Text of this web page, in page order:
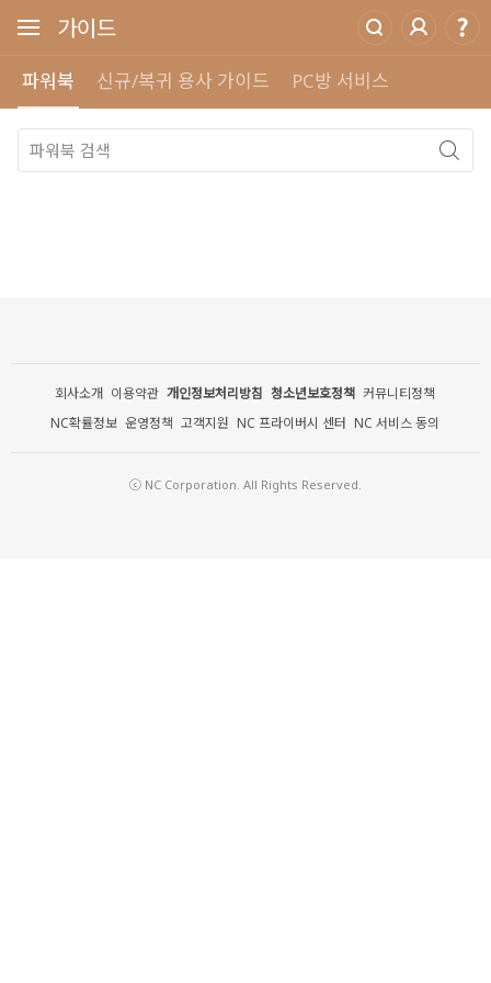
가이드
파워북 신규/복귀 용사 가이드 PC방 서비스
회사소개 이용약관 개인정보처리방침 청소년보호정책 커뮤니티정책
NC확률정보 운영정책 고객지원 NC 프라이버시 센터 NC 서비스 동의
ⓒ NC Corporation. All Rights Reserved.